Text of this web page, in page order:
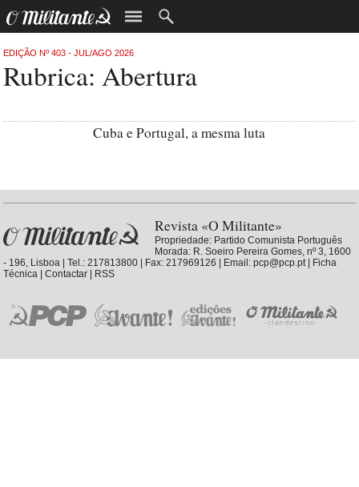
EDIÇÃO Nº 403 - JUL/AGO 2026
Rubrica: Abertura
Cuba e Portugal, a mesma luta
Revista «O Militante»
Propriedade: Partido Comunista Português
Morada: R. Soeiro Pereira Gomes, nº 3, 1600
- 196, Lisboa | Tel.: 217813800 | Fax: 217969126 | Email: pcp@pcp.pt |
Ficha
Técnica |Contactar RSS